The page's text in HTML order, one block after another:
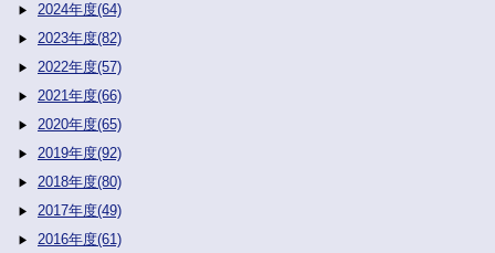
2024年度(64)
2023年度(82)
2022年度(57)
2021年度(66)
2020年度(65)
2019年度(92)
2018年度(80)
2017年度(49)
2016年度(61)